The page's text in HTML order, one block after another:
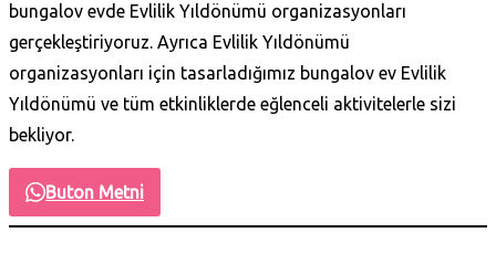
bungalov evde Evlilik Yıldönümü organizasyonları
gerçekleştiriyoruz. Ayrıca Evlilik Yıldönümü
organizasyonları için tasarladığımız bungalov ev Evlilik
Yıldönümü ve tüm etkinliklerde eğlenceli aktivitelerle sizi
bekliyor.
Buton Metni